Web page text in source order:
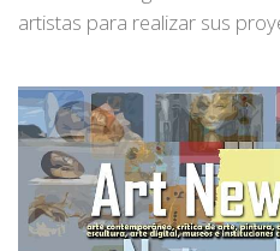
artistas para realizar sus